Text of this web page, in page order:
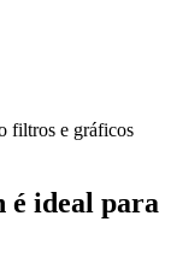
filtros e gráficos
é ideal para